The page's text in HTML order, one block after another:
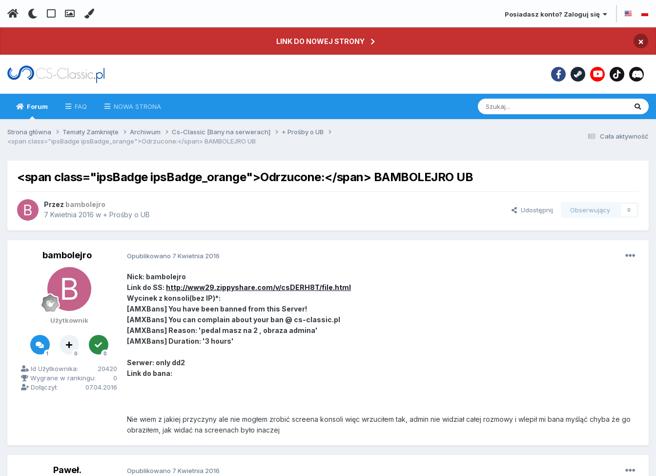
Posiadasz konto? Zaloguj się
LINK DO NOWEJ STRONY ×
Forum FAQ NOWA STRONA
Cała aktywność
Strona główna Tematy Zamknięte Archiwum Cs-Classic [Bany na serwerach]
+ Prośby o UB
<span class="ipsBadge ipsBadge_orange">Odrzucone:</span> BAMBOLEJRO UB
<span class="ipsBadge ipsBadge_orange">Odrzucone:</span> BAMBOLEJRO UB
Przez bambolejro
7 Kwietnia 2016 w + Prośby o UB
Udostępnij Obserwujący 0
bambolejro
Użytkownik
1 0 0
Id Użytkownika:
20420
Wygrane w rankingu:
0
Dołączył:
07.04.2016
Opublikowano 7 Kwietnia 2016
Nick: bambolejro
Link do SS: http://www29.zippyshare.com/v/csDERH8T/file.html
Wycinek z konsoli(bez IP)*:
[AMXBans] You have been banned from this Server!
[AMXBans] You can complain about your ban @ cs-classic.pl
[AMXBans] Reason: 'pedal masz na 2 , obraza admina'
[AMXBans] Duration: '3 hours'
Serwer: only dd2
Link do bana:
Nie wiem z jakiej przyczyny ale nie mogłem zrobić screena konsoli więc wrzuciłem tak, admin nie widział całej rozmowy i wlepił mi bana myśląć chyba że go
obraziłem, jak widać na screenach było inaczej
Paweł. Opublikowano 7 Kwietnia 2016